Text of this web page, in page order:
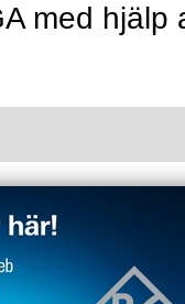
med hjälp